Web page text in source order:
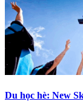
Du học hè: New